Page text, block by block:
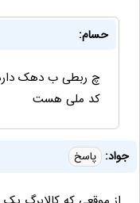
حسام:
چ ربطی ب دهک
کد ملی هست
جواد: پاسخ